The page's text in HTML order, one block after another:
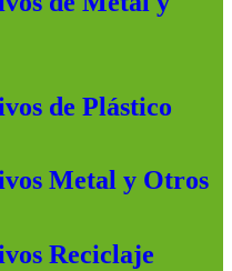
de Plástico
Metal y Otros
Reciclaje